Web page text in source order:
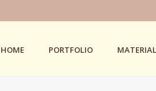
HOME PORTFOLIO